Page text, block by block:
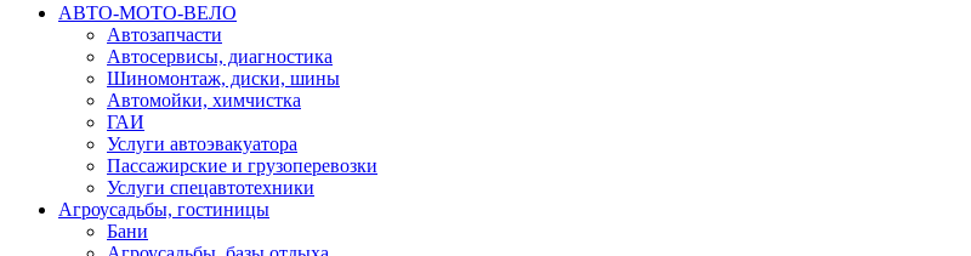
АВТО-МОТО-ВЕЛО
Автозапчасти
Автосервисы, диагностика
Шиномонтаж, диски, шины
Автомойки, химчистка
ГАИ
Услуги автоэвакуатора
Пассажирские и грузоперевозки
Услуги спецавтотехники
Агроусадьбы, гостиницы
Бани